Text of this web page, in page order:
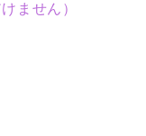
ません）